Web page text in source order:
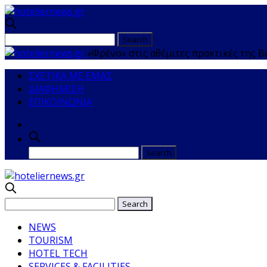
«Φρένο» στις αθέμιτες πρακτικές
ΣΧΕΤΙΚΑ ΜΕ ΕΜΑΣ
ΔΙΑΦΗΜΙΣΗ
ΕΠΙΚΟΙΝΩΝΙΑ
NEWS
TOURISM
HOTEL TECH